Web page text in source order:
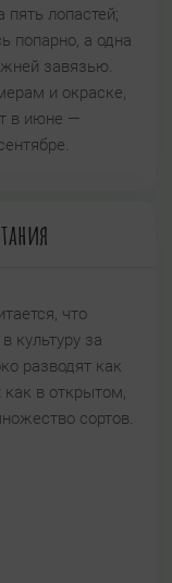
лопастей;
попарно, а одна
завязью.
и окраске,
в июне —
что
культуру за
разводят как
как в открытом,
сортов.